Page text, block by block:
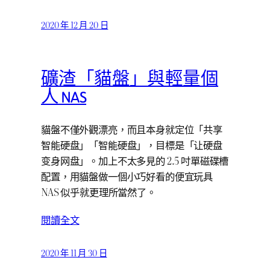
2020 年 12 月 20 日
礦渣「貓盤」與輕量個
人 NAS
貓盤不僅外觀漂亮，而且本身就定位「共享
智能硬盘」「智能硬盘」，目標是「让硬盘
变身网盘」。加上不太多見的 2.5 吋單磁碟槽
配置，用貓盤做一個小巧好看的便宜玩具
NAS 似乎就更理所當然了。
閱讀全文
2020 年 11 月 30 日